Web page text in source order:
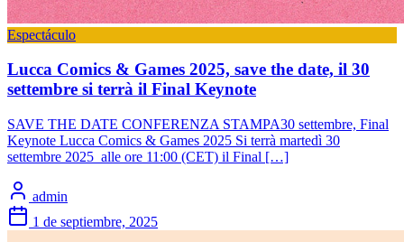
Espectáculo
Lucca Comics & Games 2025, save the date, il 30
settembre si terrà il Final Keynote
SAVE THE DATE CONFERENZA STAMPA30 settembre, Final
Keynote Lucca Comics & Games 2025 Si terrà martedì 30
settembre 2025 alle ore 11:00 (CET) il Final […]
admin
1 de septiembre, 2025